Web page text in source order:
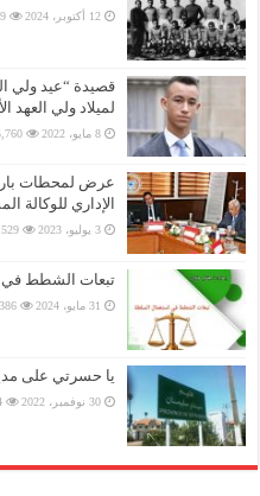
12 أكتوبر، 2024
قصيدة “عيد ولي
لميلاد ولي العهد
8 مايو، 2022
عرض لمحطات
الإداري للوكالة
3 يوليو، 2023
تبعات الشطط في
31 مايو، 2024
يا حسرتي على
30 نوفمبر، 2022